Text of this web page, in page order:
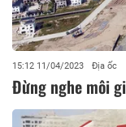
15:12 11/04/2023 Địa ốc
Đừng nghe môi